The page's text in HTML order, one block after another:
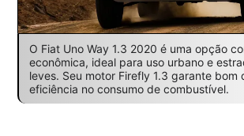
O Fiat Uno Way 1.3 2020 é uma opção
econômica, ideal para uso urbano e
leves. Seu motor Firefly 1.3 garante bom
eficiência no consumo de combustível.